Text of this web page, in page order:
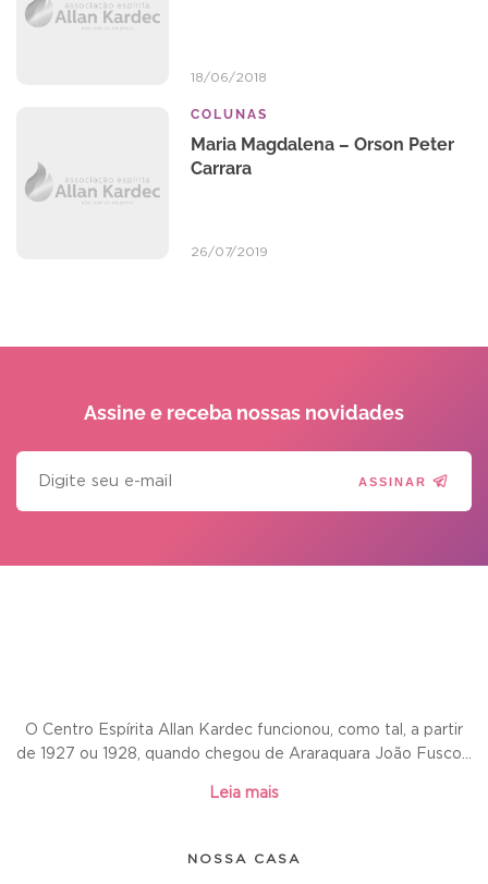
18/06/2018
COLUNAS
Maria Magdalena – Orson Peter
Carrara
26/07/2019
Assine e receba nossas novidades
ASSINAR
O Centro Espírita Allan Kardec funcionou, como tal, a partir
de 1927 ou 1928, quando chegou de Araraquara João Fusco...
Leia mais
NOSSA CASA